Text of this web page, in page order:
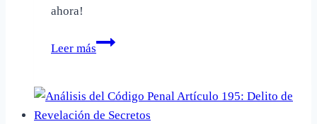
ahora!
Leer más
Guía
la
teoría